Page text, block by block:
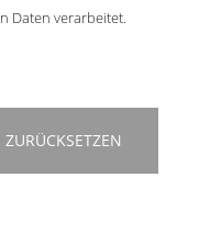
Daten verarbeitet.
ZURÜCKSETZEN